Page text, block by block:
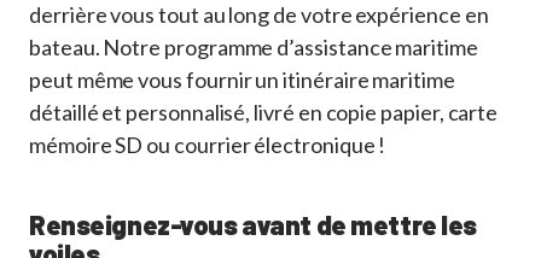
derrière vous tout au long de votre expérience en
bateau. Notre programme d’assistance maritime
peut même vous fournir un itinéraire maritime
détaillé et personnalisé, livré en copie papier, carte
mémoire SD ou courrier électronique !
Renseignez-vous avant de mettre les